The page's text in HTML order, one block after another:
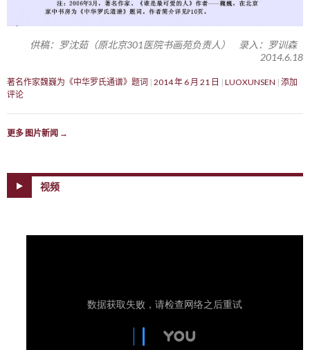
供稿：罗沈茹（原北京301医院书画苑负责人） 录入：罗训森
2014.6.18
著名作家魏巍为《中华罗氏通谱》题词 2014 年 6 月 21 日 LUOXUNSEN 添加
评论
更多 图片新闻 →
视频